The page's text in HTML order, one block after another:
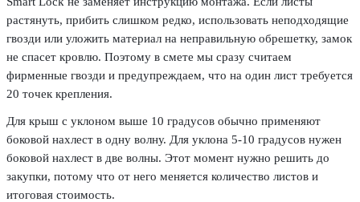
растянуть, прибить слишком редко, использовать неподходящие
гвозди или уложить материал на неправильную обрешетку, замок
не спасет кровлю. Поэтому в смете мы сразу считаем
фирменные гвозди и предупреждаем, что на один лист требуется
20 точек крепления.
Для крыш с уклоном выше 10 градусов обычно применяют
боковой нахлест в одну волну. Для уклона 5-10 градусов нужен
боковой нахлест в две волны. Этот момент нужно решить до
закупки, потому что от него меняется количество листов и
итоговая стоимость.